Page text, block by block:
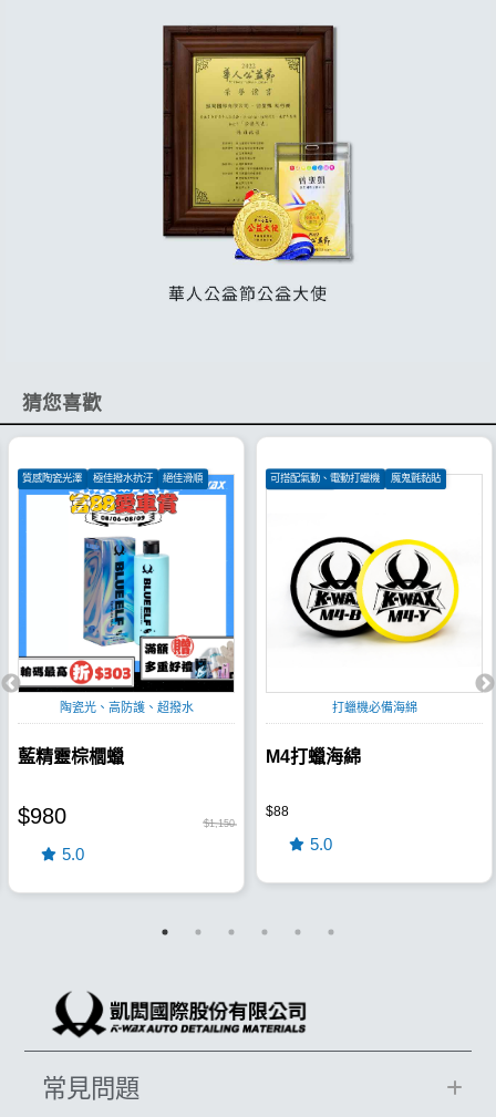
猜您喜歡
質感陶瓷光澤 極佳撥水抗汙 絕佳滑順
陶瓷光、高防護、超撥水
藍精靈棕櫚蠟
$980 $1,150
5.0
可搭配氣動、電動打蠟機
魔鬼氈黏貼
打蠟機必備海綿
M4打蠟海綿
$88
5.0
常見問題